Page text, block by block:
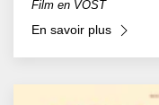
Film en VOST
En savoir plus